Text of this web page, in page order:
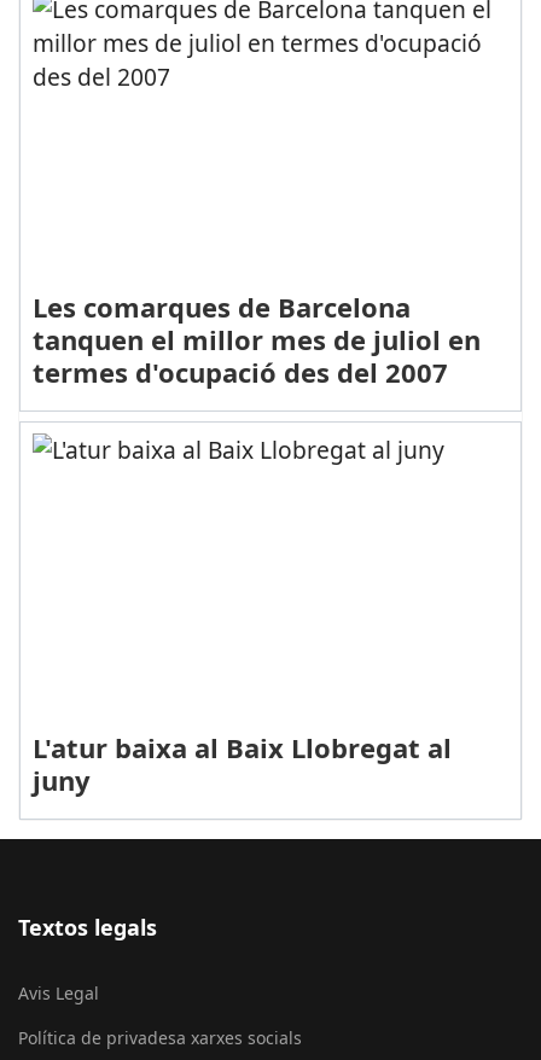
Les comarques de Barcelona
tanquen el millor mes de juliol en
termes d'ocupació des del 2007
L'atur baixa al Baix Llobregat al
juny
Textos legals
Avis Legal
Política de privadesa xarxes socials